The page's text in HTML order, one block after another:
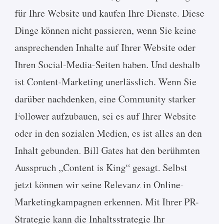
für Ihre Website und kaufen Ihre Dienste. Diese
Dinge können nicht passieren, wenn Sie keine
ansprechenden Inhalte auf Ihrer Website oder
Ihren Social-Media-Seiten haben. Und deshalb
ist Content-Marketing unerlässlich. Wenn Sie
darüber nachdenken, eine Community starker
Follower aufzubauen, sei es auf Ihrer Website
oder in den sozialen Medien, es ist alles an den
Inhalt gebunden. Bill Gates hat den berühmten
Ausspruch „Content is King“ gesagt. Selbst
jetzt können wir seine Relevanz in Online-
Marketingkampagnen erkennen. Mit Ihrer PR-
Strategie kann die Inhaltsstrategie Ihr